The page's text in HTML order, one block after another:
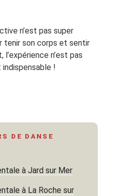
n’est pas super
tenir son corps et sentir
n’est pas
!
DE DANSE
à Jard sur Mer
à La Roche sur